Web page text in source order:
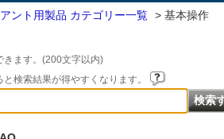
ント用製品 カテゴリー一覧 > 基本操作
きます。(200文字以内)
検索結果が得やすくなります。